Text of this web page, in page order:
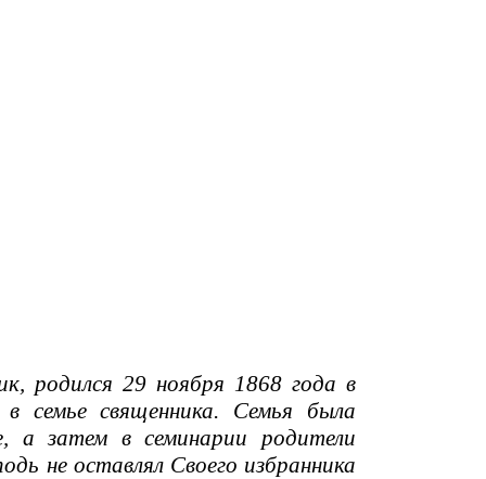
родился 29 ноября 1868 года в
в семье священника. Семья была
а затем в семинарии родители
не оставлял Своего избранника